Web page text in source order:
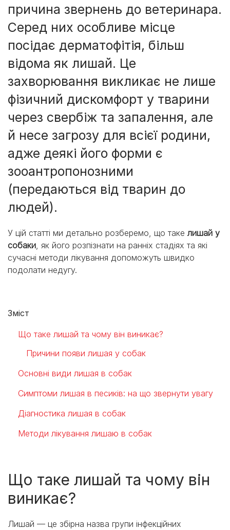
причина звернень до ветеринара.
Серед них особливе місце
посідає дерматофітія, більш
відома як лишай. Це
захворювання викликає не лише
фізичний дискомфорт у тварини
через свербіж та запалення, але
й несе загрозу для всієї родини,
адже деякі його форми є
зооантропонозними
(передаються від тварин до
людей).
У цій статті ми детально розберемо, що таке лишай у
собаки , як його розпізнати на ранніх стадіях та які
сучасні методи лікування допоможуть швидко
подолати недугу.
Зміст
Що таке лишай та чому він виникає?
Причини появи лишая у собак
Основні види лишая в собак
Симптоми лишая в песиків: на що звернути увагу
Діагностика лишая в собак
Методи лікування лишаю в собак
Що таке лишай та чому він
виникає?
Лишай — це збірна назва групи інфекційних